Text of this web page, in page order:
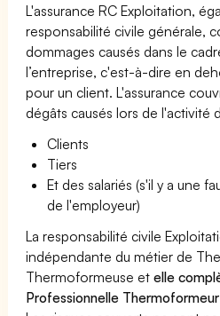
L'assurance RC Exploitation,
responsabilité civile générale,
dommages causés dans le
l’entreprise, c'est-à-dire en
pour un client. L'assurance
dégâts causés lors de l'activité
Clients
Tiers
Et des salariés (s'il y a une
de l'employeur)
La responsabilité civile
indépendante du métier de
Thermoformeuse etelle
Professionnelle